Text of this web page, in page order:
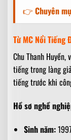
👉 Chuyên
Từ MC Nổi Tiếng
Chu Thanh
tiếng trong làng
tiếng trước khi
Hồ sơ nghề
Sinh năm: